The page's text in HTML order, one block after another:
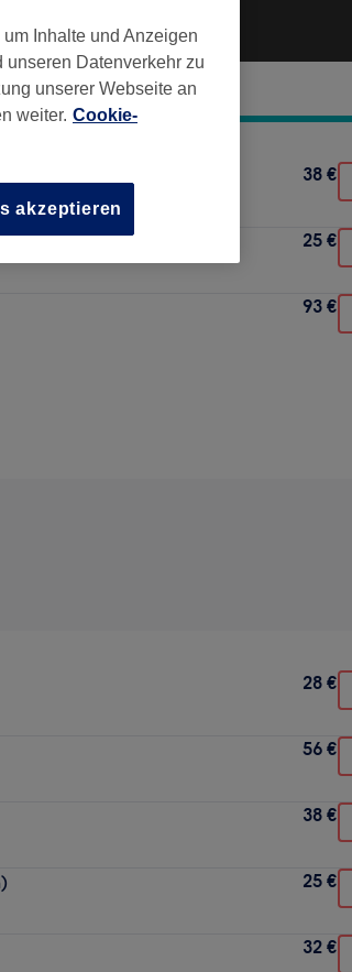
38 €
25 €
93 €
28 €
56 €
38 €
25 €
32 €
Inhalte und Anzeigen
Datenverkehr zu
unserer Webseite an
weiter. Cookie-
akzeptieren